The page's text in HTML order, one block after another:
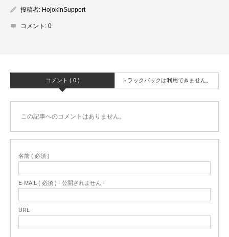
投稿者: HojokinSupport
コメント: 0
コメント ( 0 ) トラックバックは利用できません。
この記事へのコメントはありません。
名前 ( 必須 )
E-MAIL ( 必須 ) - 公開されません -
URL